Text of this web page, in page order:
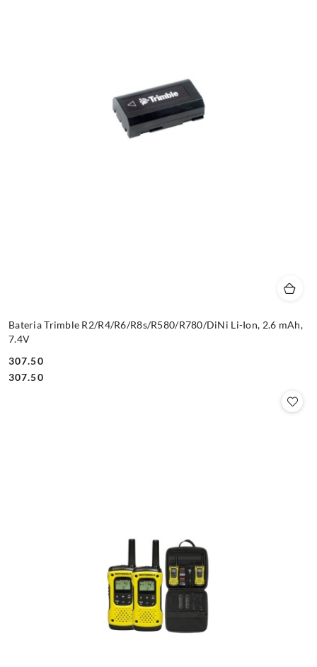
Bateria Trimble R2/R4/R6/R8s/R580/R780/DiNi Li-Ion, 2.6 mAh,
7.4V
Cena:
307.50
Cena:
307.50